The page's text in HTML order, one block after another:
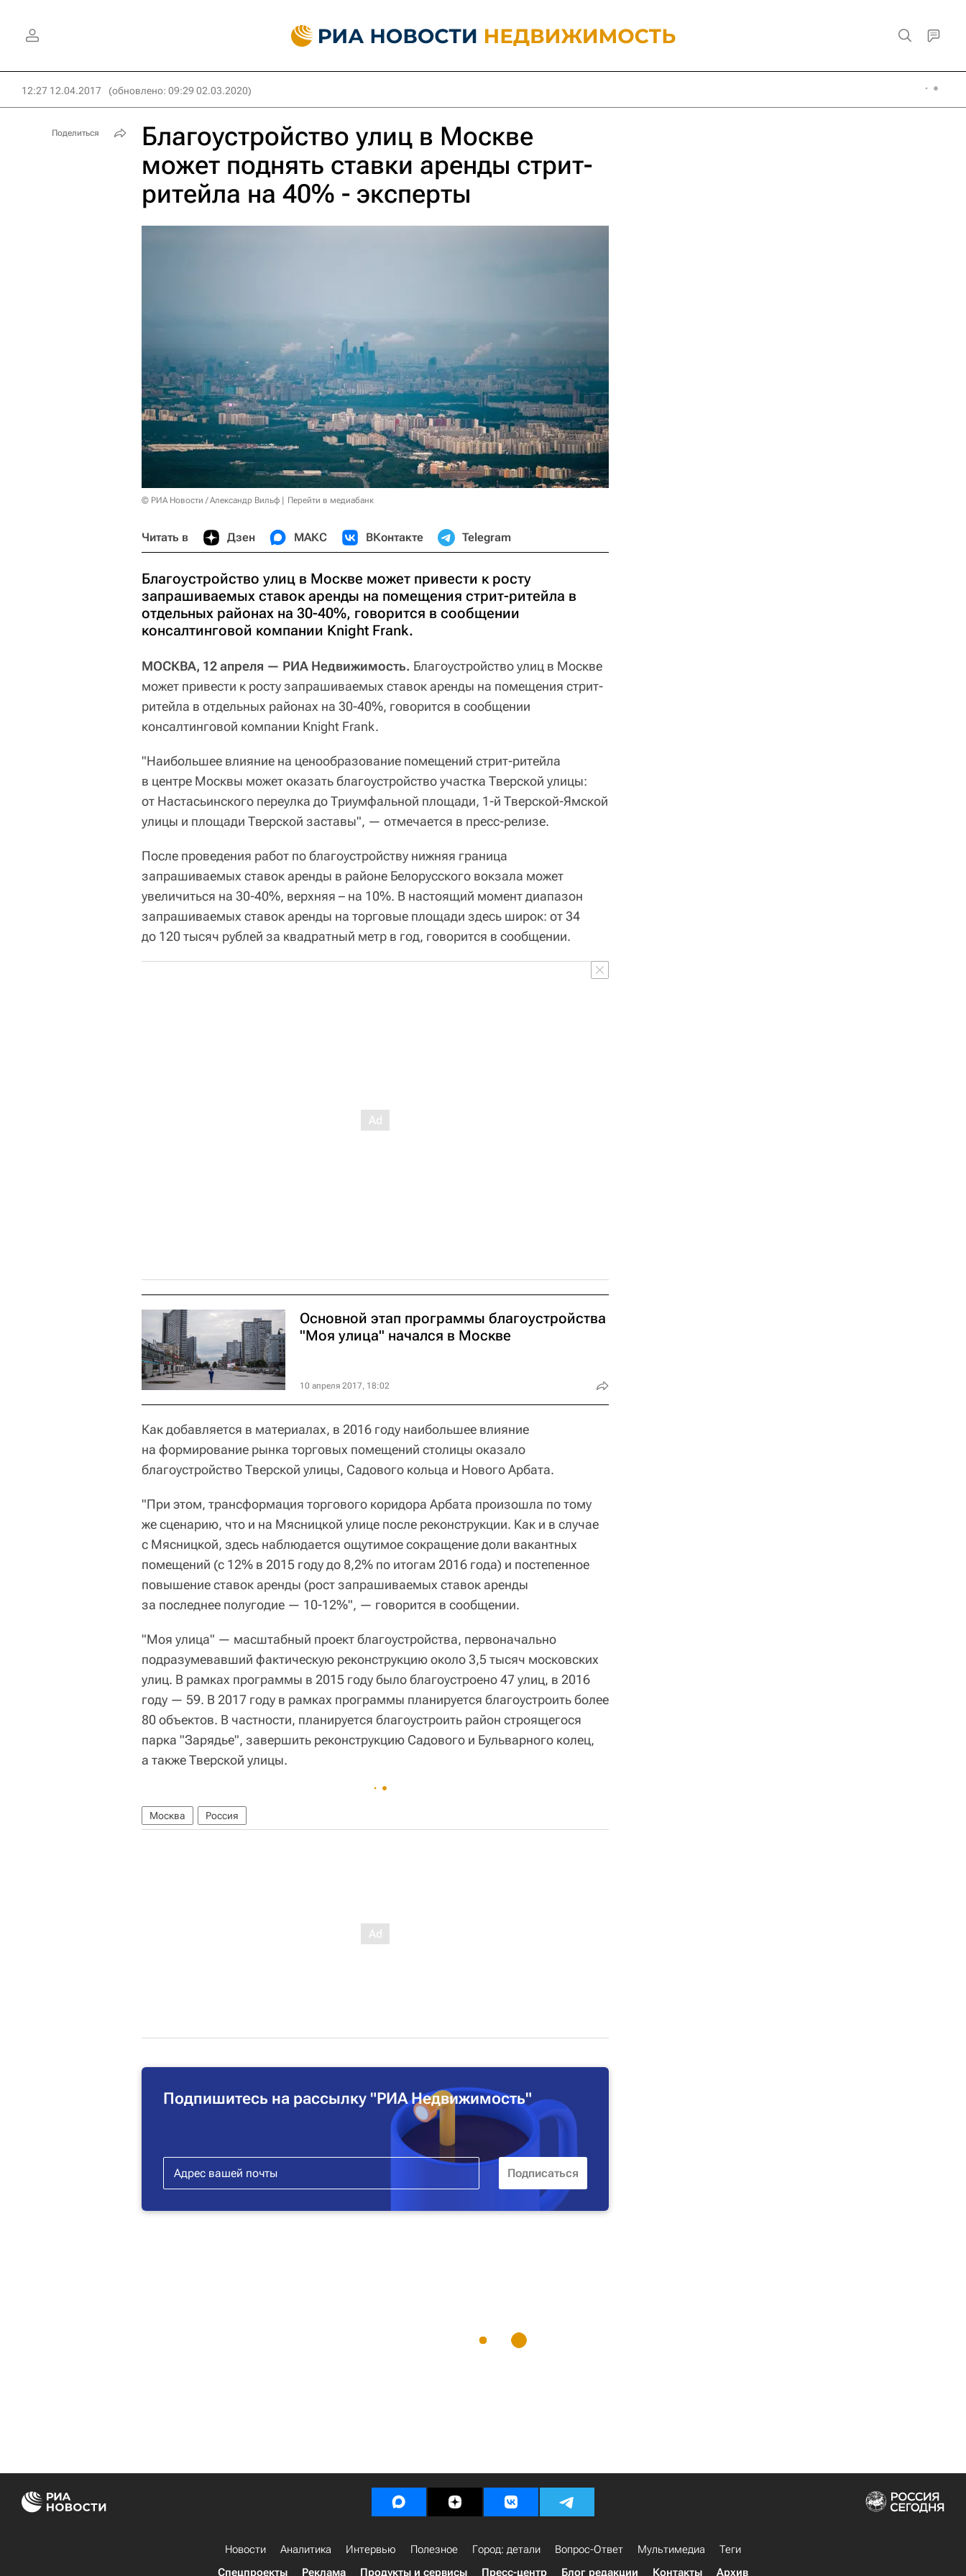
12:27 12.04.2017 (обновлено: 09:29 02.03.2020)
Благоустройство улиц в Москве
может поднять ставки аренды стрит-
ритейла на 40% - эксперты
© РИА Новости / Александр Вильф Перейти в медиабанк
Читать в Дзен МАКС ВКонтакте Telegram
Благоустройство улиц в Москве может привести к росту
запрашиваемых ставок аренды на помещения стрит-ритейла в
отдельных районах на 30-40%, говорится в сообщении
консалтинговой компании Knight Frank.
МОСКВА, 12 апреля — РИА Недвижимость. Благоустройство улиц в Москве
может привести к росту запрашиваемых ставок аренды на помещения стрит-
ритейла в отдельных районах на 30-40%, говорится в сообщении
консалтинговой компании Knight Frank.
"Наибольшее влияние на ценообразование помещений стрит-ритейла
в центре Москвы может оказать благоустройство участка Тверской улицы:
от Настасьинского переулка до Триумфальной площади, 1-й Тверской-Ямской
улицы и площади Тверской заставы", — отмечается в пресс-релизе.
После проведения работ по благоустройству нижняя граница
запрашиваемых ставок аренды в районе Белорусского вокзала может
увеличиться на 30-40%, верхняя – на 10%. В настоящий момент диапазон
запрашиваемых ставок аренды на торговые площади здесь широк: от 34
до 120 тысяч рублей за квадратный метр в год, говорится в сообщении.
Основной этап программы благоустройства
"Моя улица" начался в Москве
10 апреля 2017, 18:02
Как добавляется в материалах, в 2016 году наибольшее влияние
на формирование рынка торговых помещений столицы оказало
благоустройство Тверской улицы, Садового кольца и Нового Арбата.
"При этом, трансформация торгового коридора Арбата произошла по тому
же сценарию, что и на Мясницкой улице после реконструкции. Как и в случае
с Мясницкой, здесь наблюдается ощутимое сокращение доли вакантных
помещений (с 12% в 2015 году до 8,2% по итогам 2016 года) и постепенное
повышение ставок аренды (рост запрашиваемых ставок аренды
за последнее полугодие — 10-12%", — говорится в сообщении.
"Моя улица" — масштабный проект благоустройства, первоначально
подразумевавший фактическую реконструкцию около 3,5 тысяч московских
улиц. В рамках программы в 2015 году было благоустроено 47 улиц, в 2016
году — 59. В 2017 году в рамках программы планируется благоустроить более
80 объектов. В частности, планируется благоустроить район строящегося
парка "Зарядье", завершить реконструкцию Садового и Бульварного колец,
а также Тверской улицы.
Москва Россия
Подпишитесь на рассылку "РИА Недвижимость"
Поделиться
Новости Аналитика Интервью Полезное Город: детали Вопрос-Ответ Мультимедиа
Теги
Спецпроекты
Реклама Продукты и сервисы Пресс-центр Блог редакции Контакты Архив